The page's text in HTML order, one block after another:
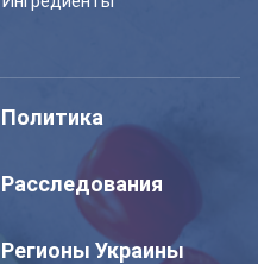
Политика
Расследования
Регионы Украины